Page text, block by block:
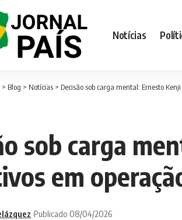
Notícias
> Blog > Notícias > Decisão sob carga mental: Ernesto
sob carga
em
Publicado 08/04/2026